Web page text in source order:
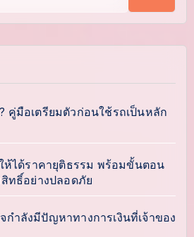
คู่มือเตรียมตัวก่อนใช้รถเป็นหลัก
ห้ได้ราคายุติธรรม พร้อมขั้นตอน
ทธิ์อย่างปลอดภัย
ำลังมีปัญหาทางการเงินที่เจ้าของ